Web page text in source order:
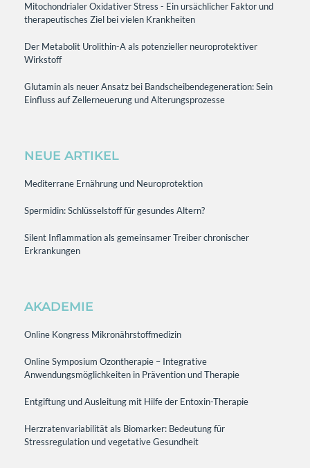
Mitochondrialer Oxidativer Stress - Ein ursächlicher Faktor und
therapeutisches Ziel bei vielen Krankheiten
Der Metabolit Urolithin-A als potenzieller neuroprotektiver
Wirkstoff
Glutamin als neuer Ansatz bei Bandscheibendegeneration: Sein
Einfluss auf Zellerneuerung und Alterungsprozesse
NEUE ARTIKEL
Mediterrane Ernährung und Neuroprotektion
Spermidin: Schlüsselstoff für gesundes Altern?
Silent Inflammation als gemeinsamer Treiber chronischer
Erkrankungen
AKADEMIE
Online Kongress Mikronährstoffmedizin
Online Symposium Ozontherapie – Integrative
Anwendungsmöglichkeiten in Prävention und Therapie
Entgiftung und Ausleitung mit Hilfe der Entoxin-Therapie
Herzratenvariabilität als Biomarker: Bedeutung für
Stressregulation und vegetative Gesundheit